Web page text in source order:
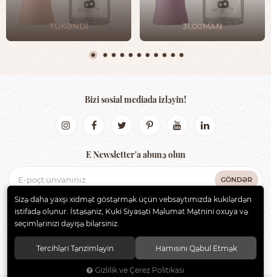
TÜKƏNDİ 31,00MAN
Bizi sosial mediada izləyin!
E Newsletter'a abunə olun
GÖNDƏR
BIBS AZERBAIJAN. Bütün hüquqlar qorunur.
Sizə daha yaxşı xidmət göstərmək üçün vebsaytımızda kukilərdən
istifadə olunur. İstəsəniz, Kuki Siyasəti Məlumat Mətnini oxuya və
seçimlərinizi dəyişə bilərsiniz.
Tercihləri Tənzimləyin Hamısını Qəbul Etmək
Gizlilik ve Çerez Politikası